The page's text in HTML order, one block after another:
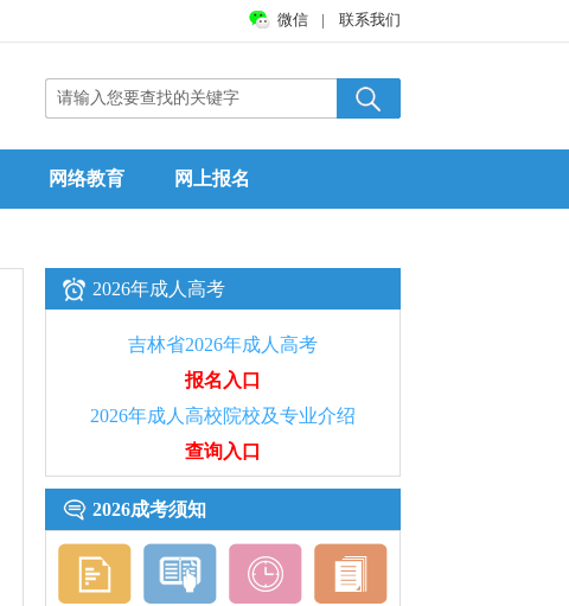
微信 | 联系我们
网络教育 网上报名
2026年成人高考
吉林省2026年成人高考
报名入口
2026年成人高校院校及专业介绍
查询入口
2026成考须知